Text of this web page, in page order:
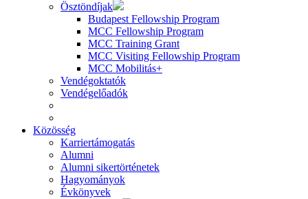
Ösztöndíjak
Budapest Fellowship Program
MCC Fellowship Program
MCC Training Grant
MCC Visiting Fellowship Program
MCC Mobilitás+
Vendégoktatók
Vendégelőadók
Közösség
Karriertámogatás
Alumni
Alumni sikertörténetek
Hagyományok
Évkönyvek